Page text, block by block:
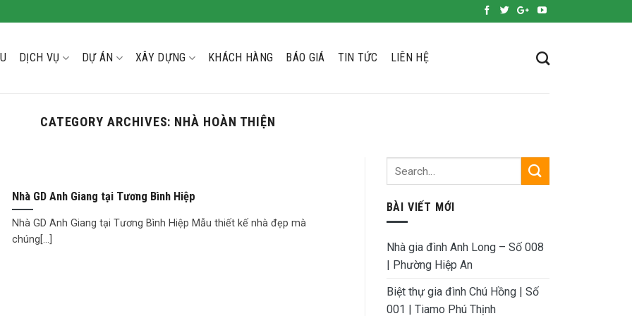
DỊCH VỤ DỰ ÁN XÂY DỰNG KHÁCH HÀNG BÁO GIÁ TIN TỨC LIÊN HỆ
CATEGORY ARCHIVES: NHÀ HOÀN THIỆN
Nhà GD Anh Giang tại Tương Bình Hiệp
Nhà GD Anh Giang tại Tương Bình Hiệp Mẫu thiết kế nhà đẹp mà
chúng[...]
BÀI VIẾT MỚI
Nhà gia đình Anh Long – Số 008
| Phường Hiệp An
Biệt thự gia đình Chú Hồng | Số
001 | Tiamo Phú Thịnh